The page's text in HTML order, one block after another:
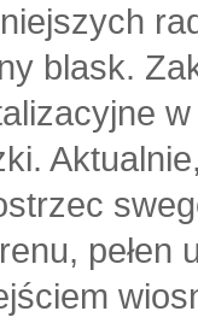
blask.
pełen